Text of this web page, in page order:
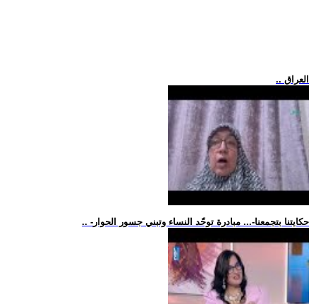
.. العراق
.. -حكايتنا بتجمعنا-... مبادرة توحّد النساء وتبني جسور الحوار